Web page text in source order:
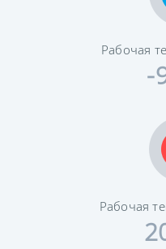
Рабочая
-
Рабочая